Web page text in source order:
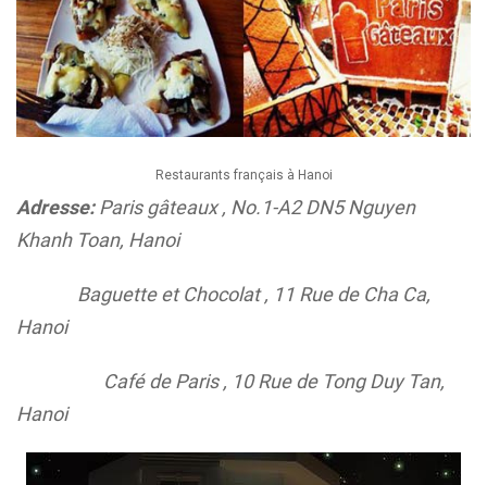
Restaurants français à Hanoi
Adresse:Paris gâteaux , No.1-A2 DN5 Nguyen
Khanh Toan, Hanoi
Baguette et Chocolat , 11 Rue de Cha Ca,
Hanoi
Café de Paris , 10 Rue de Tong Duy Tan,
Hanoi